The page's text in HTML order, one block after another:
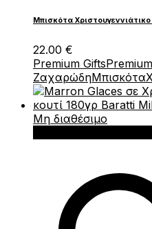
Μπισκότα
22.00 €
Premium GiftsPremium
ΖαχαρώδηΜπισκότα
Μη διαθέσιμο